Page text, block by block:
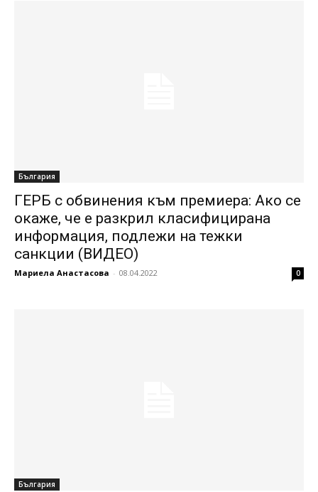
България
ГЕРБ с обвинения към премиера: Ако се
окаже, че е разкрил класифицирана
информация, подлежи на тежки
санкции (ВИДЕО)
Мариела Анастасова - 08.04.2022 0
България